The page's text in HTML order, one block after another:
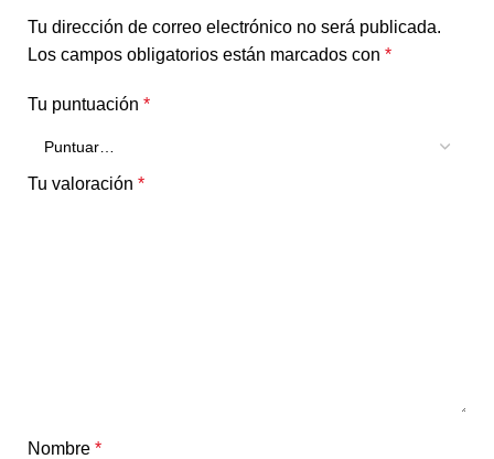
Tu dirección de correo electrónico no será publicada.
Los campos obligatorios están marcados con *
Tu puntuación *
Tu valoración *
Nombre *